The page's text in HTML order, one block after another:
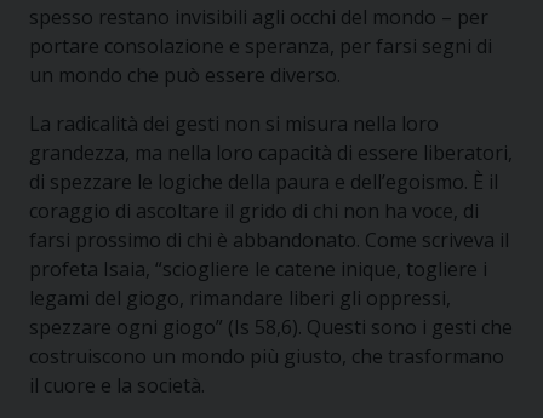
spesso restano invisibili agli occhi del mondo – per
portare consolazione e speranza, per farsi segni di
un mondo che può essere diverso.
La radicalità dei gesti non si misura nella loro
grandezza, ma nella loro capacità di essere liberatori,
di spezzare le logiche della paura e dell’egoismo. È il
coraggio di ascoltare il grido di chi non ha voce, di
farsi prossimo di chi è abbandonato. Come scriveva il
profeta Isaia, “sciogliere le catene inique, togliere i
legami del giogo, rimandare liberi gli oppressi,
spezzare ogni giogo” (Is 58,6). Questi sono i gesti che
costruiscono un mondo più giusto, che trasformano
il cuore e la società.